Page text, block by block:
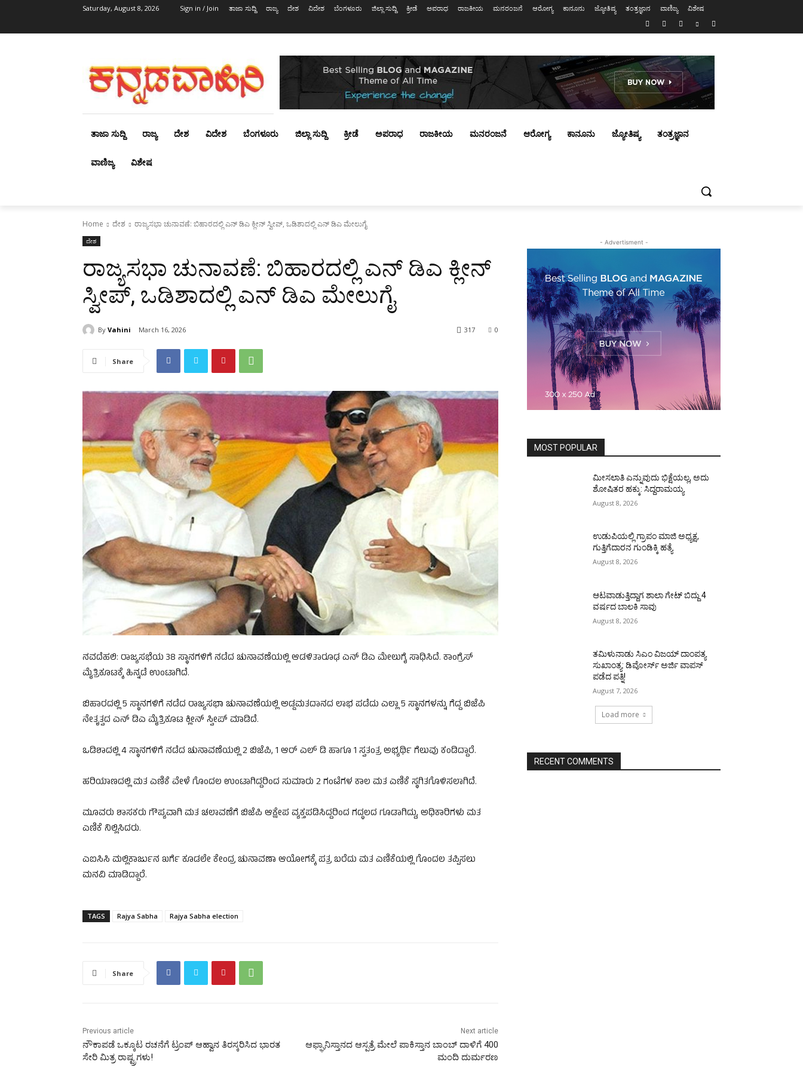
Saturday, August 8, 2026 Sign in / Join ತಾಜಾ ಸುದ್ದಿ ರಾಜ್ಯ ದೇಶ ವಿದೇಶ ಬೆಂಗಳೂರು ಜಿಲ್ಲಾ ಸುದ್ದಿ ಕ್ರೀಡೆ ಅಪರಾಧ ರಾಜಕೀಯ ಮನರಂಜನೆ ಆರೋಗ್ಯ ಕಾನೂನು ಜ್ಯೋತಿಷ್ಯ ತಂತ್ರಜ್ಞಾನ ವಾಣಿಜ್ಯ ವಿಶೇಷ
ತಾಜಾ ಸುದ್ದಿ ರಾಜ್ಯ ದೇಶ ವಿದೇಶ ಬೆಂಗಳೂರು ಜಿಲ್ಲಾ ಸುದ್ದಿ ಕ್ರೀಡೆ ಅಪರಾಧ ರಾಜಕೀಯ ಮನರಂಜನೆ ಆರೋಗ್ಯ ಕಾನೂನು ಜ್ಯೋತಿಷ್ಯ ತಂತ್ರಜ್ಞಾನ
ವಾಣಿಜ್ಯ ವಿಶೇಷ
Home ದೇಶ ರಾಜ್ಯಸಭಾ ಚುನಾವಣೆ: ಬಿಹಾರದಲ್ಲಿ ಎನ್ ಡಿಎ ಕ್ಲೀನ್ ಸ್ವೀಪ್, ಒಡಿಶಾದಲ್ಲಿ ಎನ್ ಡಿಎ ಮೇಲುಗೈ
ದೇಶ
ರಾಜ್ಯಸಭಾ ಚುನಾವಣೆ: ಬಿಹಾರದಲ್ಲಿ ಎನ್ ಡಿಎ ಕ್ಲೀನ್
ಸ್ವೀಪ್, ಒಡಿಶಾದಲ್ಲಿ ಎನ್ ಡಿಎ ಮೇಲುಗೈ
By Vahini March 16, 2026 0
317
Share
ನವದೆಹಲಿ: ರಾಜ್ಯಸಭೆಯ 38 ಸ್ಥಾನಗಳಿಗೆ ನಡೆದ ಚುನಾವಣೆಯಲ್ಲಿ ಆಡಳಿತಾರೂಢ ಎನ್ ಡಿಎ ಮೇಲುಗೈ ಸಾಧಿಸಿದೆ. ಕಾಂಗ್ರೆಸ್
ಮೈತ್ರಿಕೂಟಕ್ಕೆ ಹಿನ್ನಡೆ ಉಂಟಾಗಿದೆ.
ಬಿಹಾರದಲ್ಲಿ 5 ಸ್ಥಾನಗಳಿಗೆ ನಡೆದ ರಾಜ್ಯಸಭಾ ಚುನಾವಣೆಯಲ್ಲಿ ಅಡ್ಡಮತದಾನದ ಲಾಭ ಪಡೆದು ಎಲ್ಲಾ 5 ಸ್ಥಾನಗಳನ್ನು ಗೆದ್ದ ಬಿಜೆಪಿ
ನೇತೃತ್ವದ ಎನ್ ಡಿಎ ಮೈತ್ರಿಕೂಟ ಕ್ಲೀನ್ ಸ್ವೀಪ್ ಮಾಡಿದೆ.
ಒಡಿಶಾದಲ್ಲಿ 4 ಸ್ಥಾನಗಳಿಗೆ ನಡೆದ ಚುನಾವಣೆಯಲ್ಲಿ 2 ಬಿಜೆಪಿ, 1 ಆರ್ ಎಲ್ ಡಿ ಹಾಗೂ 1 ಸ್ವತಂತ್ರ ಅಭ್ಯರ್ಥಿ ಗೆಲುವು ಕಂಡಿದ್ದಾರೆ.
ಹರಿಯಾಣದಲ್ಲಿ ಮತ ಎಣಿಕೆ ವೇಳೆ ಗೊಂದಲ ಉಂಟಾಗಿದ್ದರಿಂದ ಸುಮಾರು 2 ಗಂಟೆಗಳ ಕಾಲ ಮತ ಎಣಿಕೆ ಸ್ಥಗಿತಗೊಳಿಸಲಾಗಿದೆ.
ಮೂವರು ಶಾಸಕರು ಗೌಪ್ಯವಾಗಿ ಮತ ಚಲಾವಣೆಗೆ ಬಿಜೆಪಿ ಆಕ್ಷೇಪ ವ್ಯಕ್ತಪಡಿಸಿದ್ದರಿಂದ ಗದ್ಧಲದ ಗೂಡಾಗಿದ್ದು, ಅಧಿಕಾರಿಗಳು ಮತ
ಎಣಿಕೆ ನಿಲ್ಲಿಸಿದರು.
ಎಐಸಿಸಿ ಮಲ್ಲಿಕಾರ್ಜುನ ಖರ್ಗೆ ಕೂಡಲೇ ಕೇಂದ್ರ ಚುನಾವಣಾ ಆಯೋಗಕ್ಕೆ ಪತ್ರ ಬರೆದು ಮತ ಎಣಿಕೆಯಲ್ಲಿ ಗೊಂದಲ ತಪ್ಪಿಸಲು
ಮನವಿ ಮಾಡಿದ್ದಾರೆ.
TAGS Rajya Sabha Rajya Sabha election
Share
Previous article
ನೌಕಾಪಡೆ ಒಕ್ಕೂಟ ರಚನೆಗೆ ಟ್ರಂಪ್ ಆಹ್ವಾನ ತಿರಸ್ಕರಿಸಿದ ಭಾರತ
ಸೇರಿ ಮಿತ್ರ ರಾಷ್ಟ್ರಗಳು!
Next article
ಆಫ್ಘಾನಿಸ್ತಾನದ ಆಸ್ಪತ್ರೆ ಮೇಲೆ ಪಾಕಿಸ್ತಾನ ಬಾಂಬ್‌ ದಾಳಿಗೆ 400
ಮಂದಿ ದುರ್ಮರಣ
- Advertisment -
MOST POPULAR
ಮೀಸಲಾತಿ ಎನ್ನುವುದು ಭಿಕ್ಷೆಯಲ್ಲ, ಅದು
ಶೋಷಿತರ ಹಕ್ಕು: ಸಿದ್ದರಾಮಯ್ಯ
August 8, 2026
ಉಡುಪಿಯಲ್ಲಿ ಗ್ರಾಪಂ ಮಾಜಿ ಅಧ್ಯಕ್ಷ,
ಗುತ್ತಿಗೆದಾರನ ಗುಂಡಿಕ್ಕಿ ಹತ್ಯೆ
August 8, 2026
ಆಟವಾಡುತ್ತಿದ್ದಾಗ ಶಾಲಾ ಗೇಟ್‌ ಬಿದ್ದು 4
ವರ್ಷದ ಬಾಲಕಿ ಸಾವು
August 8, 2026
ತಮಿಳುನಾಡು ಸಿಎಂ ವಿಜಯ್‌ ದಾಂಪತ್ಯ
ಸುಖಾಂತ್ಯ: ಡಿವೋರ್ಸ್‌ ಅರ್ಜಿ ವಾಪಸ್‌
ಪಡೆದ ಪತ್ನಿ!
August 7, 2026
Load more
RECENT COMMENTS